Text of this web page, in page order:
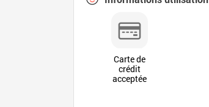
Carte de
crédit
acceptée